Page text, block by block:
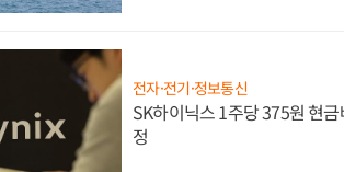
전자·전기·정보통신
SK하이닉스 1주당 375원 현
정